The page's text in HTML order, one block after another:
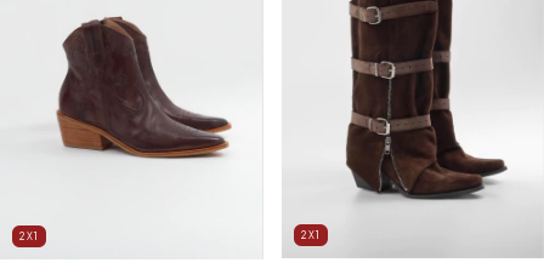
2X1 2X1